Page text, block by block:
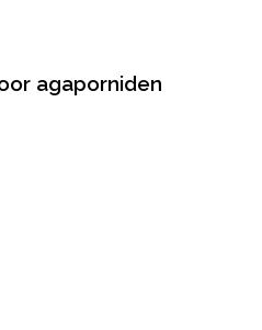
agaporniden